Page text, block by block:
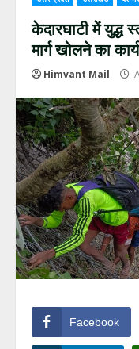
केदारघाटी में युद्ध
मार्ग खोलने का
Himvant Mail
Facebook